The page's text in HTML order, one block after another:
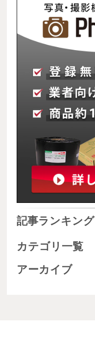
記事ランキング
カテゴリ一覧
アーカイブ